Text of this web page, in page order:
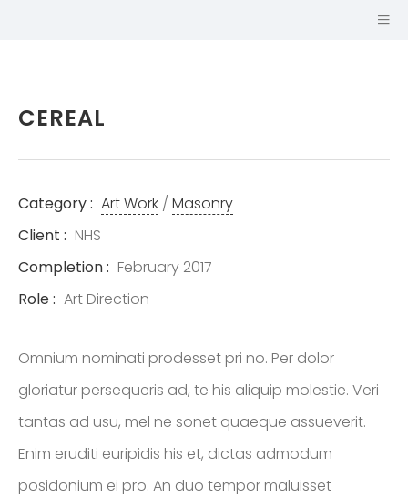
KEN
GILREATH
ENTREPRENEUR
& OFFICIAL
SPONSOR OF
CEREAL
Category : Art Work / Masonry
Client : NHS
Completion : February 2017
Role : Art Direction
Omnium nominati prodesset pri no. Per dolor
gloriatur persequeris ad, te his aliquip molestie. Veri
tantas ad usu, mel ne sonet quaeque assueverit.
Enim eruditi euripidis his et, dictas admodum
posidonium ei pro. An duo tempor maluisset